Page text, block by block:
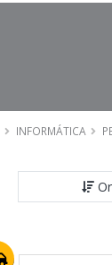
INFORMÁTICA